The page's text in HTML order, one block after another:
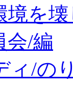
境を
会/編
ィ/の